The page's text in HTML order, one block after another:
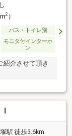
2）
バス・トイレ別
モニタ付インターホ
ン
紹介させて頂き
駅 徒歩3.6km